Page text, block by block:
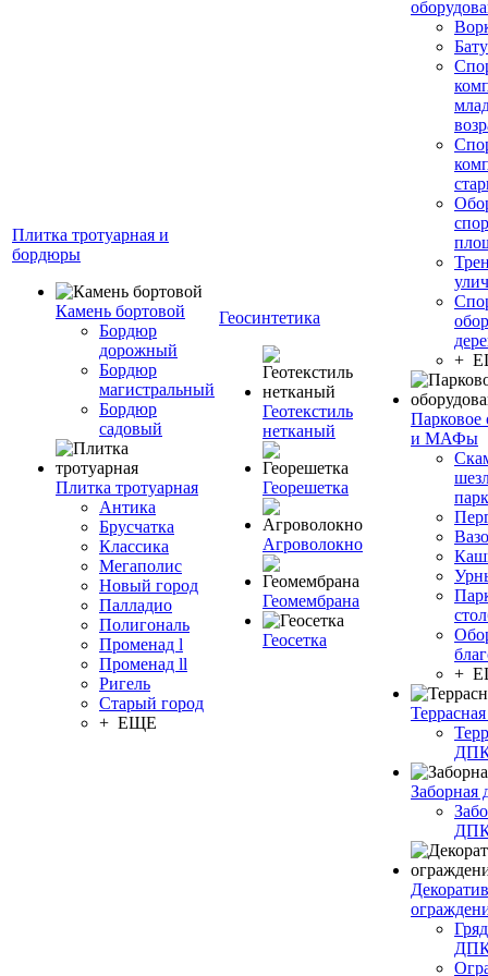
Плитка тротуарная и
бордюры
Камень бортовой
Бордюр
дорожный
Бордюр
магистральный
Бордюр
садовый
Плитка тротуарная
Антика
Брусчатка
Классика
Мегаполис
Новый город
Палладио
Полигональ
Променад l
Променад ll
Ригель
Старый город
+ ЕЩЕ
Геосинтетика
Геотекстиль
нетканый
Георешетка
Агроволокно
Геомембрана
Геосетка
+
Парковое
и МАФы
+
Заборная